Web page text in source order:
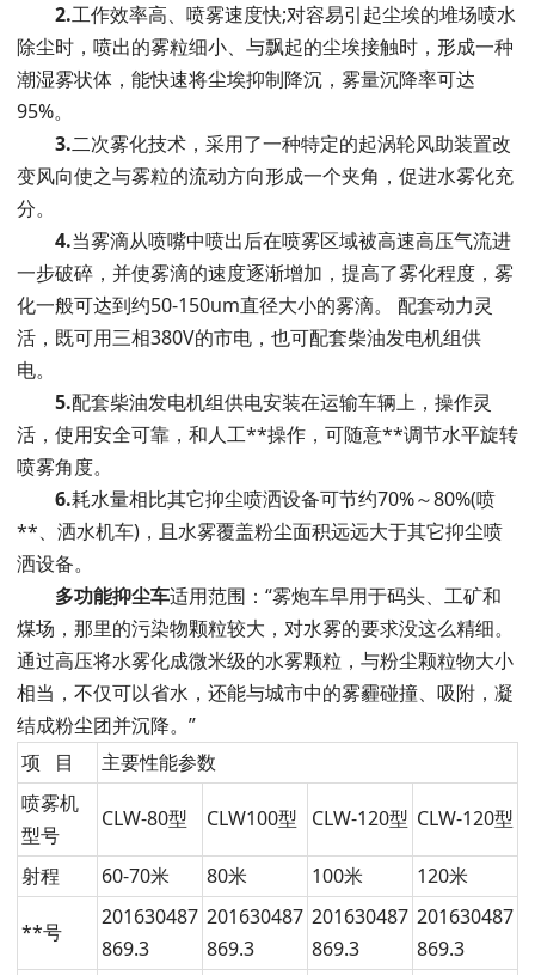
2.工作效率高、喷雾速度快;对容易引起尘埃的堆场喷水
除尘时，喷出的雾粒细小、与飘起的尘埃接触时，形成一种
潮湿雾状体，能快速将尘埃抑制降沉，雾量沉降率可达
95%。
3.二次雾化技术，采用了一种特定的起涡轮风助装置改
变风向使之与雾粒的流动方向形成一个夹角，促进水雾化充
分。
4.当雾滴从喷嘴中喷出后在喷雾区域被高速高压气流进
一步破碎，并使雾滴的速度逐渐增加，提高了雾化程度，雾
化一般可达到约50-150um直径大小的雾滴。 配套动力灵
活，既可用三相380V的市电，也可配套柴油发电机组供
电。
5.配套柴油发电机组供电安装在运输车辆上，操作灵
活，使用安全可靠，和人工**操作，可随意**调节水平旋转
喷雾角度。
6.耗水量相比其它抑尘喷洒设备可节约70%～80%(喷
**、洒水机车)，且水雾覆盖粉尘面积远远大于其它抑尘喷
洒设备。
多功能抑尘车适用范围：“雾炮车早用于码头、工矿和
煤场，那里的污染物颗粒较大，对水雾的要求没这么精细。
通过高压将水雾化成微米级的水雾颗粒，与粉尘颗粒物大小
相当，不仅可以省水，还能与城市中的雾霾碰撞、吸附，凝
结成粉尘团并沉降。”
项 目
主要性能参数
喷雾机
型号
CLW-80型 CLW100型 CLW-120型 CLW-120型
射程 60-70米 80米 100米 120米
**号
201630487
869.3
201630487
869.3
201630487
869.3
201630487
869.3